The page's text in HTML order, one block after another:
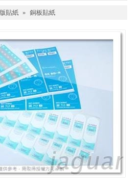
貼紙 » 銅板貼紙